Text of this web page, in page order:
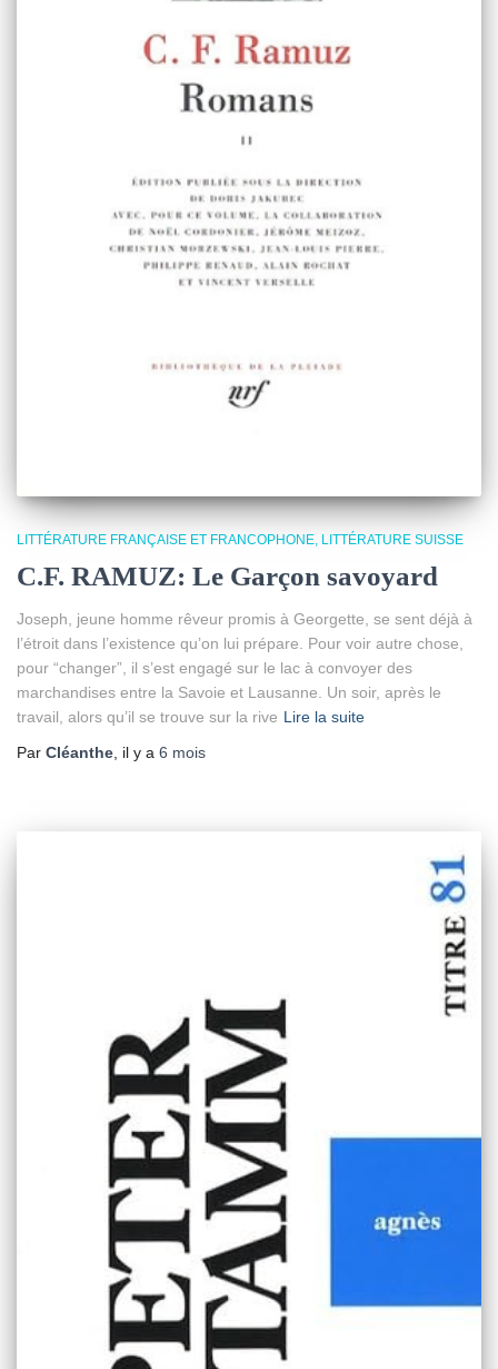
LITTÉRATURE FRANÇAISE ET FRANCOPHONE LITTÉRATURE SUISSE
C.F. RAMUZ: Le Garçon savoyard
Joseph, jeune homme rêveur promis à Georgette, se sent déjà à
l’étroit dans l’existence qu’on lui prépare. Pour voir autre chose,
pour “changer”, il s’est engagé sur le lac à convoyer des
marchandises entre la Savoie et Lausanne. Un soir, après le
travail, alors qu’il se trouve sur la rive Lire la suite
Par Cléanthe, il y a 6 mois